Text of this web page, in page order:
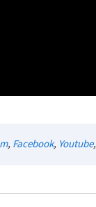
, Facebook, Youtube,